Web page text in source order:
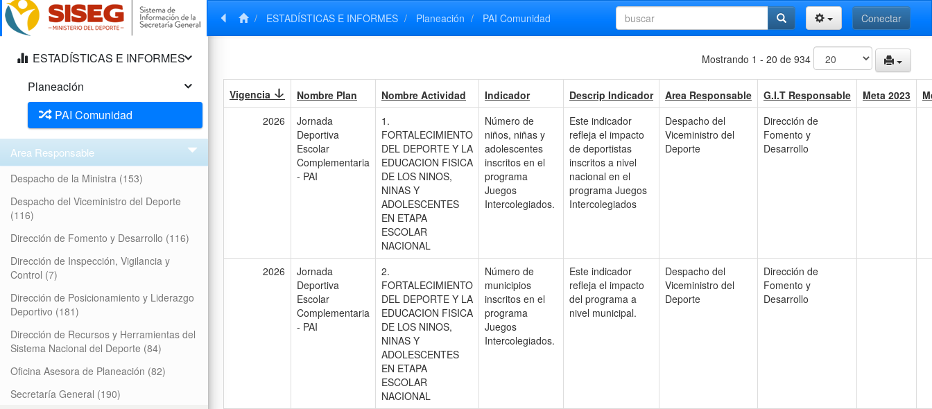
ESTADÍSTICAS E INFORMES
Planeación
PAI Comunidad
Area Responsable
Despacho de la Ministra (153)
Despacho del Viceministro del Deporte
(116)
Dirección de Fomento y Desarrollo (116)
Dirección de Inspección, Vigilancia y
Control (7)
Dirección de Posicionamiento y Liderazgo
Deportivo (181)
Dirección de Recursos y Herramientas del
Sistema Nacional del Deporte (84)
Oficina Asesora de Planeación (82)
Secretaría General (190)
ESTADÍSTICAS E INFORMES Planeación PAI Comunidad Conectar
Mostrando 1 - 20 de 934
Vigencia Nombre Plan Nombre Actividad Indicador Descrip Indicador Area Responsable G.I.T Responsable Meta 2023
2026
Jornada
Deportiva
Escolar
Complementaria
- PAI
1.
FORTALECIMIENTO
DEL DEPORTE Y LA
EDUCACION FISICA
DE LOS NINOS,
NINAS Y
ADOLESCENTES
EN ETAPA
ESCOLAR
NACIONAL
Número de
niños, niñas y
adolescentes
inscritos en el
programa
Juegos
Intercolegiados.
Este indicador
refleja el impacto
de deportistas
inscritos a nivel
nacional en el
programa Juegos
Intercolegiados
Despacho del
Viceministro del
Deporte
Dirección de
Fomento y
Desarrollo
2026
Jornada
Deportiva
Escolar
Complementaria
- PAI
2.
FORTALECIMIENTO
DEL DEPORTE Y LA
EDUCACION FISICA
DE LOS NINOS,
NINAS Y
ADOLESCENTES
EN ETAPA
ESCOLAR
NACIONAL
Número de
municipios
inscritos en el
programa
Juegos
Intercolegiados.
Este indicador
refleja el impacto
del programa a
nivel municipal.
Despacho del
Viceministro del
Deporte
Dirección de
Fomento y
Desarrollo